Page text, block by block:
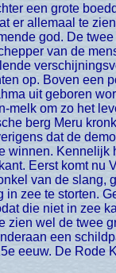
er allemaal te
god. De
van de
op. Boven een
uit geboren
om zo het
berg Meru
dat de
winnen.
Eerst komt nu
van de slang,
zee te storten.
die niet in zee
wel de twee
een
eeuw. De Rode